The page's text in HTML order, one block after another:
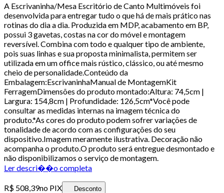
A Escrivaninha/Mesa Escritório de Canto Multimóveis foi
desenvolvida para entregar tudo o que há de mais prático nas
rotinas do dia a dia. Produzida em MDP, acabamento em BP,
possui 3 gavetas, costas na cor do móvel e montagem
reversível. Combina com todo e qualquer tipo de ambiente,
pois suas linhas e sua proposta minimalista, permitem ser
utilizada em um office mais rústico, clássico, ou até mesmo
cheio de personalidade.Conteúdo da
Embalagem:EscrivaninhaManual de MontagemKit
FerragemDimensões do produto montado:Altura: 74,5cm |
Largura: 154,8cm | Profundidade: 126,5cm*Você pode
consultar as medidas internas na imagem técnica do
produto.*As cores do produto podem sofrer variações de
tonalidade de acordo com as configurações do seu
dispositivo.Imagem meramente ilustrativa. Decoração não
acompanha o produto.O produto será entregue desmontado e
não disponibilizamos o serviço de montagem.
Ler descri��o completa
R$ 508,39no PIX Desconto